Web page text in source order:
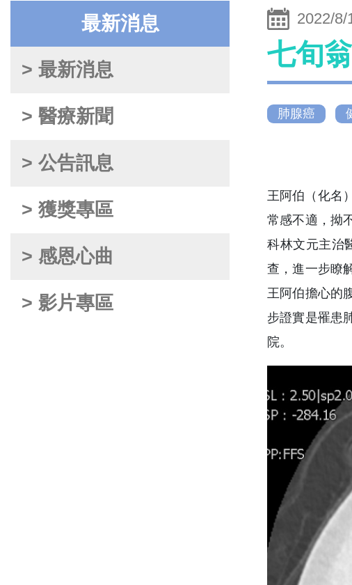
最新消息
> 最新消息
> 醫療新聞
> 公告訊息
> 獲獎專區
> 感恩心曲
> 影片專區
2022/8/
七旬
肺腺癌
王阿伯（化名
常感不適，拗
科林文元主治
查，進一步瞭
王阿伯擔心的
步證實是罹患
院。